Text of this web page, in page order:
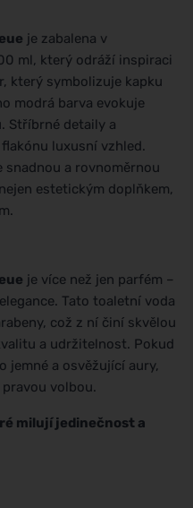
je zabalena v
ml, který odráží inspiraci
který symbolizuje kapku
modrá barva evokuje
Stříbrné detaily a
luxusní vzhled.
a rovnoměrnou
estetickým doplňkem,
je více než jen parfém –
Tato toaletní voda
což z ní činí skvělou
a udržitelnost. Pokud
jemné a osvěžující aury,
volbou.
milují jedinečnost a